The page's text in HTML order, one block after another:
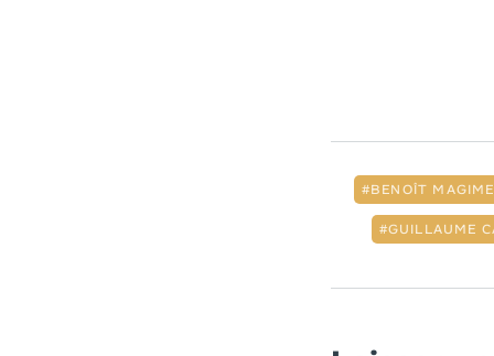
BENOÎT
GUILLAUME